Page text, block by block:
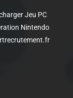
Jeu PC
Nintendo